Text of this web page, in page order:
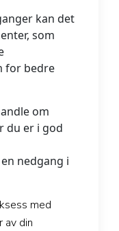
kan det
som
for bedre
om
du er i god
nedgang i
med
av din